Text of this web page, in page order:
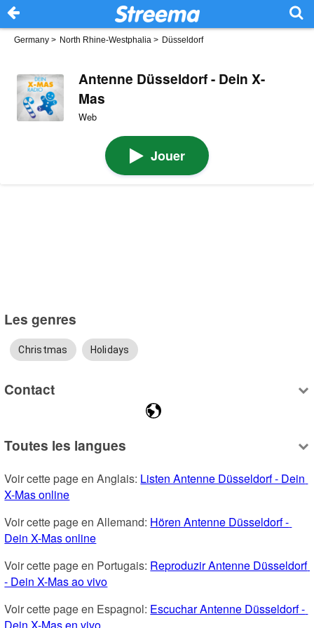
Germany > North Rhine-Westphalia > Düsseldorf
Antenne Düsseldorf - Dein X-
Mas
Web
Jouer
Les genres
Christmas Holidays
Contact
Toutes les langues
Voir cette page en Anglais: Listen Antenne Düsseldorf - Dein
X-Mas online
Voir cette page en Allemand: Hören Antenne Düsseldorf -
Dein X-Mas online
Voir cette page en Portugais: Reproduzir Antenne Düsseldorf
- Dein X-Mas ao vivo
Voir cette page en Espagnol: Escuchar Antenne Düsseldorf -
Dein X-Mas en vivo